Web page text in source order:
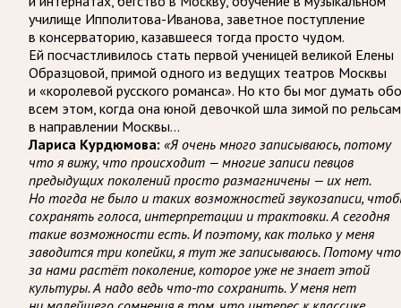
училище Ипполитова-Иванова, заветное поступление
в консерваторию, казавшееся тогда просто чудом.
Ей посчастливилось стать первой ученицей великой Елены
Образцовой, примой одного из ведущих театров Москвы
и «королевой русского романса». Но кто бы мог думать обо
всем этом, когда она юной девочкой шла зимой по рельсам
в направлении Москвы…
Лариса Курдюмова: «Я очень много записываюсь, потому
что я вижу, что происходит — многие записи певцов
предыдущих поколений просто размагничены — их нет.
Но тогда не было и таких возможностей звукозаписи,
сохранять голоса, интерпретации и трактовки. А сегодня
такие возможности есть. И поэтому, как только у меня
заводится три копейки, я тут же записываюсь. Потому что
за нами растёт поколение, которое уже не знает этой
культуры. А надо ведь что-то сохранить. У меня нет